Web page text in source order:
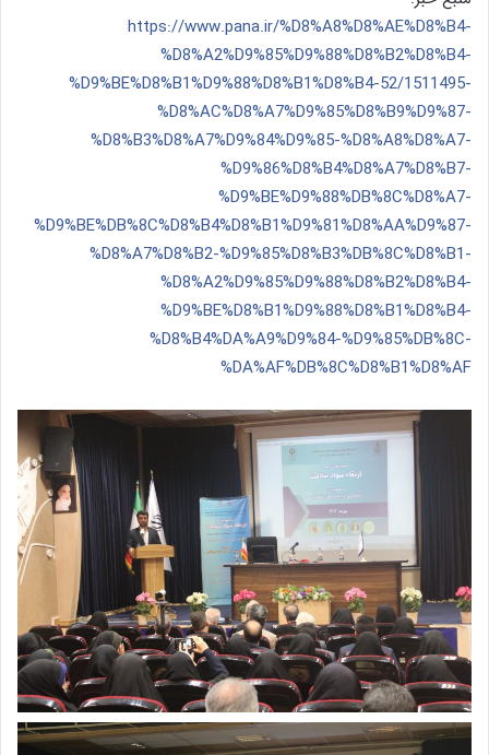
https://www.pana.ir/%D8%A8%D8%AE%D8%B4-
%D8%A2%D9%85%D9%88%D8%B2%D8%B4-
%D9%BE%D8%B1%D9%88%D8%B1%D8%B4-52/1511495-
%D8%AC%D8%A7%D9%85%D8%B9%D9%87-
%D8%B3%D8%A7%D9%84%D9%85-%D8%A8%D8%A7-
%D9%86%D8%B4%D8%A7%D8%B7-
%D9%BE%D9%88%DB%8C%D8%A7-
%D9%BE%DB%8C%D8%B4%D8%B1%D9%81%D8%AA%D9%87-
%D8%A7%D8%B2-%D9%85%D8%B3%DB%8C%D8%B1-
%D8%A2%D9%85%D9%88%D8%B2%D8%B4-
%D9%BE%D8%B1%D9%88%D8%B1%D8%B4-
%D8%B4%DA%A9%D9%84-%D9%85%DB%8C-
%DA%AF%DB%8C%D8%B1%D8%AF